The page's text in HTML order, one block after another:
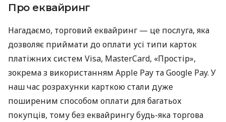
Про еквайринг
Нагадаємо, торговий еквайринг — це послуга, яка
дозволяє приймати до оплати усі типи карток
платіжних систем Visa, MasterCard, «Простір»,
зокрема з використанням Apple Pay та Google Pay. У
наш час розрахунки карткою стали дуже
поширеним способом оплати для багатьох
покупців, тому без еквайрингу будь-яка торгова